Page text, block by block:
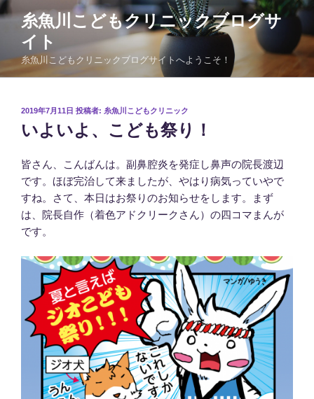
コ
ン
ツ
糸魚川こどもクリニックブログサ
イト
糸魚川こどもクリニックブログサイトへようこそ！
投
稿
日:
2019年7月11日 投稿者: 糸魚川こどもクリニック
いよいよ、こども祭り！
皆さん、こんばんは。副鼻腔炎を発症し鼻声の院長渡辺
です。ほぼ完治して来ましたが、やはり病気っていやで
すね。さて、本日はお祭りのお知らせをします。まず
は、院長自作（着色アドクリークさん）の四コマまんが
です。